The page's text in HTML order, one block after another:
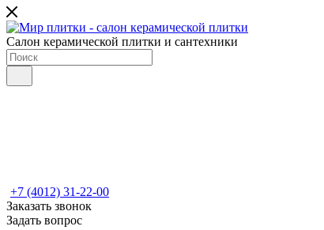
Салон керамической плитки и сантехники
+7 (4012) 31-22-00
Заказать звонок
Задать вопрос